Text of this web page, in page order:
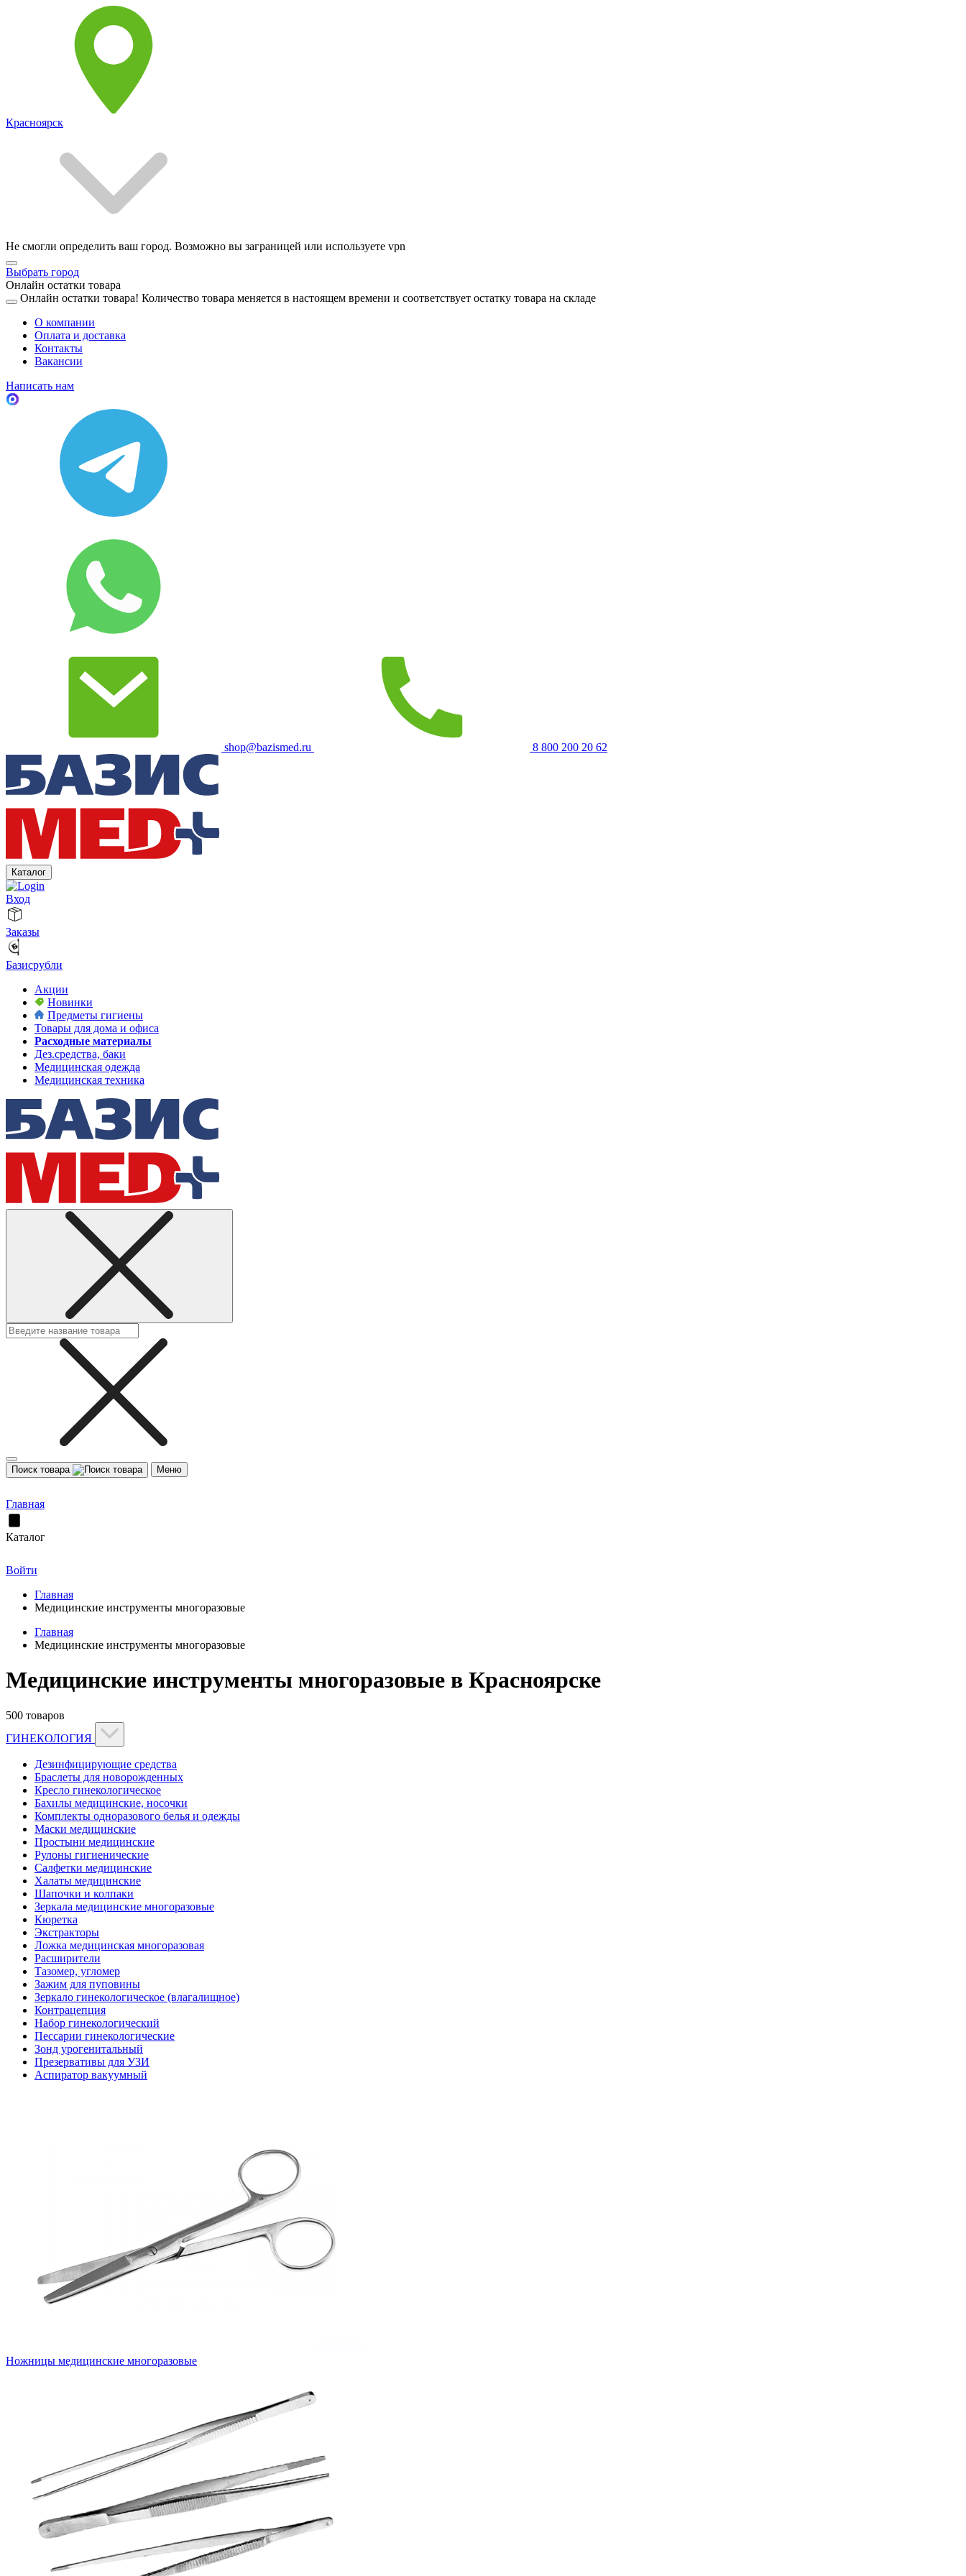
Красноярск
Не смогли определить ваш город. Возможно вы заграницей или используете vpn
Выбрать город
Онлайн остатки товара
Онлайн остатки товара! Количество товара меняется в настоящем времени и соответствует остатку товара на складе
О компании
Оплата и доставка
Контакты
Вакансии
Написать нам
shop@bazismed.ru 8 800 200 20 62
Каталог
Вход
Заказы
Базисрубли
Акции
Новинки
Предметы гигиены
Товары для дома и офиса
Расходные материалы
Дез.средства, баки
Медицинская одежда
Медицинская техника
Поиск товара Меню
Главная
Каталог
Войти
Главная
Медицинские инструменты многоразовые
Главная
Медицинские инструменты многоразовые
Медицинские инструменты многоразовые в Красноярске
500 товаров
ГИНЕКОЛОГИЯ
Дезинфицирующие средства
Браслеты для новорожденных
Кресло гинекологическое
Бахилы медицинские, носочки
Комплекты одноразового белья и одежды
Маски медицинские
Простыни медицинские
Рулоны гигиенические
Салфетки медицинские
Халаты медицинские
Шапочки и колпаки
Зеркала медицинские многоразовые
Кюретка
Экстракторы
Ложка медицинская многоразовая
Расширители
Тазомер, угломер
Зажим для пуповины
Зеркало гинекологическое (влагалищное)
Контрацепция
Набор гинекологический
Пессарии гинекологические
Зонд урогенитальный
Презервативы для УЗИ
Аспиратор вакуумный
Ножницы медицинские многоразовые